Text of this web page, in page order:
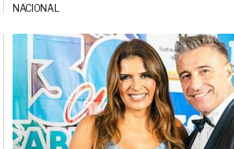
NACIONAL